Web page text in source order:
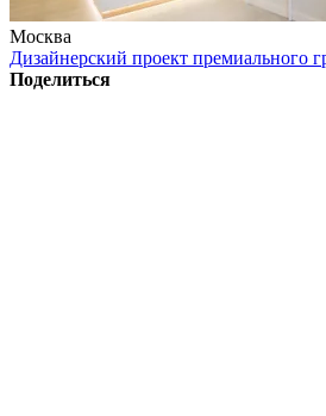
Москва
Дизайнерский проект премиального
Поделиться